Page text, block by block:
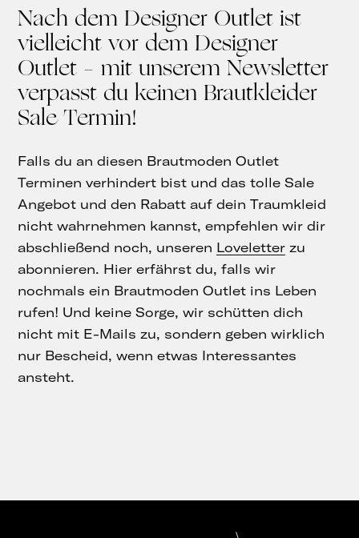
Nach dem Designer Outlet ist
vielleicht vor dem Designer
Outlet – mit unserem Newsletter
verpasst du keinen Brautkleider
Sale Termin!
Falls du an diesen Brautmoden Outlet
Terminen verhindert bist und das tolle Sale
Angebot und den Rabatt auf dein Traumkleid
nicht wahrnehmen kannst, empfehlen wir dir
abschließend noch, unseren Loveletter zu
abonnieren. Hier erfährst du, falls wir
nochmals ein Brautmoden Outlet ins Leben
rufen! Und keine Sorge, wir schütten dich
nicht mit E-Mails zu, sondern geben wirklich
nur Bescheid, wenn etwas Interessantes
ansteht.